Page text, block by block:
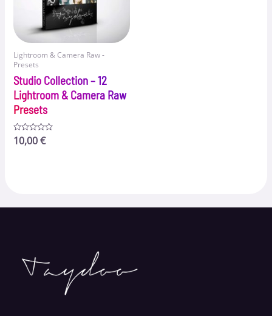
Lightroom & Camera Raw -
Presets
Studio Collection – 12
Lightroom & Camera Raw
Presets
Bewertet
mit
10,00€